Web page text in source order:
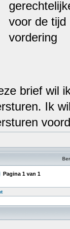
voor de tijd
vordering
brief wil
Ik
Pagina 1 van 1